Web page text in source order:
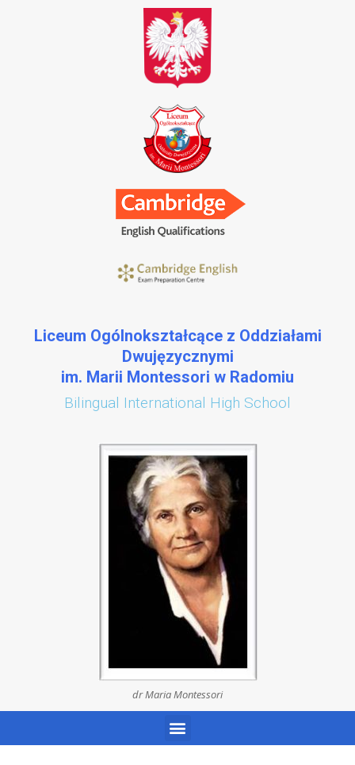
Liceum Ogólnokształcące z Oddziałami
Dwujęzycznymi
im. Marii Montessori w Radomiu
Bilingual International High School
dr Maria Montessori